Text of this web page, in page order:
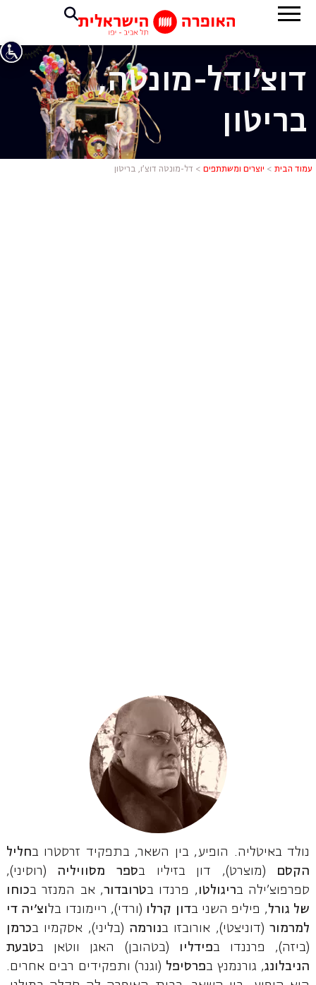
דל-מונטה
דוצ'ודל-מונטה,
בריטון
עמוד הבית > יוצרים ומשתתפים > דל-מונטה דוצ’ו, בריטון
נולד באיטליה. הופיע, בין השאר, בתפקיד זרסטרו בחליל
הקסם (מוצרט), דון בזיליו בספר מסוויליה (רוסיני),
ספרפוצ'ילה בריגולטו , פרנדו בטרובדור, אב המנזר בכוחו
של גורל, פיליפ השני בדון קרלו (ורדי), ריימונדו בלוצ'יה די
למרמור(דוניצטי), אורובזו בנורמה (בליני), אסקמיו בכרמן
(ביזה), פרננדו בפידליו (בטהובן) האגן ווטאן בטבעת
הניבלונג, גורנמנץ בפרסיפל (וגנר) ותפקידים רבים אחרים.